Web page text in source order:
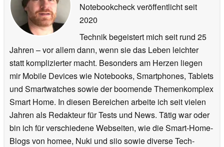
Notebookcheck veröffentlichtseit
2020
Technik begeistert mich seit rund 25
Jahren – vor allem dann, wenn sie das Leben leichter
statt komplizierter macht. Besonders am Herzen liegen
mir Mobile Devices wie Notebooks, Smartphones, Tablets
und Smartwatches sowie der boomende Themenkomplex
Smart Home. In diesen Bereichen arbeite ich seit vielen
Jahren als Redakteur für Tests und News. Tätig war oder
bin ich für verschiedene Webseiten, wie die Smart-Home-
Blogs von homee, Nuki und siio sowie diverse Tech-